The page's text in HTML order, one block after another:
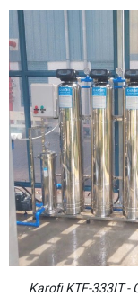
Karofi KTF-333IT -